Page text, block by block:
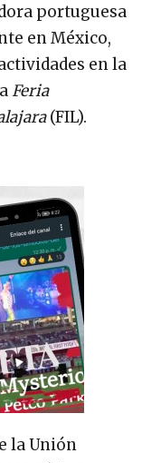
portuguesa
en México,
en la
Feria
(FIL).
la Unión